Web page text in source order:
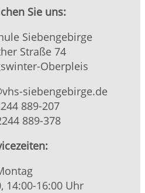
Sie uns:
Siebengebirge
Straße 74
Oberpleis
siebengebirge.de
889-207
889-378
14:00-16:00 Uhr